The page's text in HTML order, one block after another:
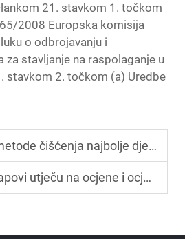
21. stavkom 1. točkom
2008 Europska komisija
o odbrojavanju i
za stavljanje na raspolaganje u
stavkom 2. točkom (a) Uredbe
najbolje djeluju za ekološki prihvatljive hotelske papuče?
utječu na ocjene i ocjene gostiju?